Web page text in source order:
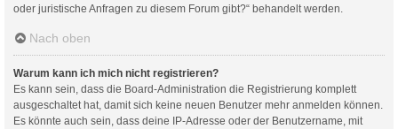
oder juristische Anfragen zu diesem Forum gibt?“ behandelt werden.
Nach oben
Warum kann ich mich nicht registrieren?
Es kann sein, dass die Board-Administration die Registrierung komplett
ausgeschaltet hat, damit sich keine neuen Benutzer mehr anmelden können.
Es könnte auch sein, dass deine IP-Adresse oder der Benutzername, mit